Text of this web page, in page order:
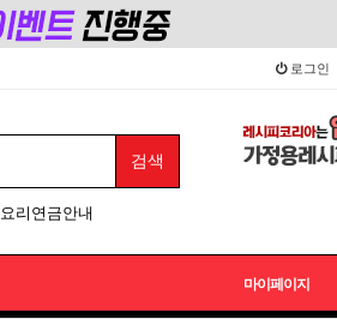
로그인
요리연금안내
마이페이지